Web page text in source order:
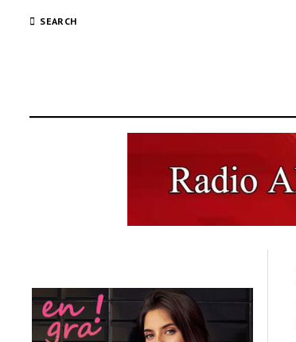
SEARCH